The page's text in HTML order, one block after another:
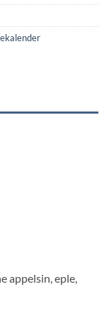
appelsin, eple,